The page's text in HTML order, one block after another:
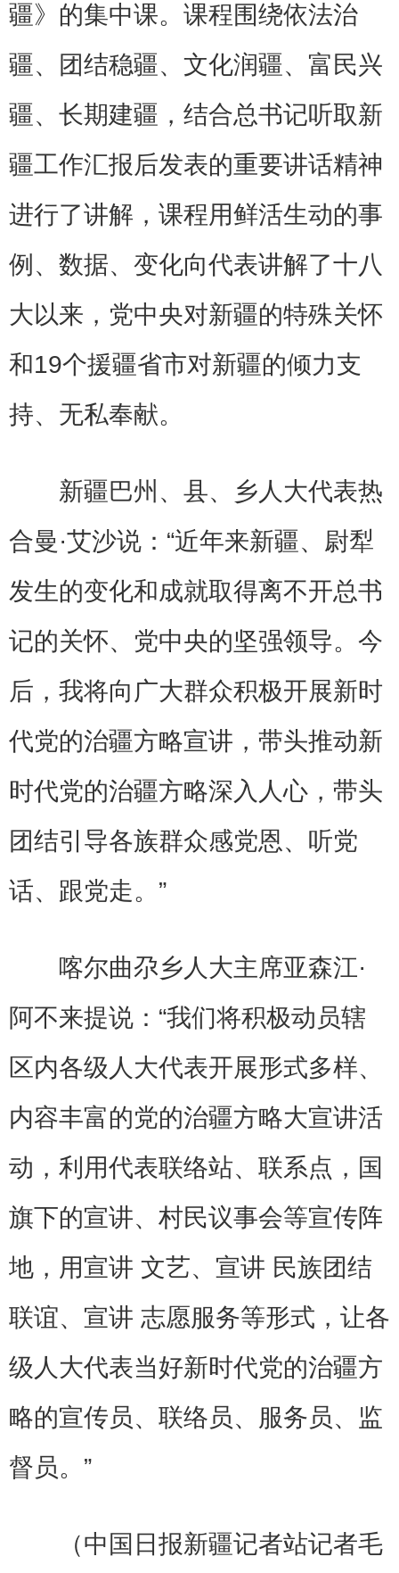
疆》的集中课。课程围绕依法治
疆、团结稳疆、文化润疆、富民兴
疆、长期建疆，结合总书记听取新
疆工作汇报后发表的重要讲话精神
进行了讲解，课程用鲜活生动的事
例、数据、变化向代表讲解了十八
大以来，党中央对新疆的特殊关怀
和19个援疆省市对新疆的倾力支
持、无私奉献。
新疆巴州、县、乡人大代表热
合曼·艾沙说：“近年来新疆、尉犁
发生的变化和成就取得离不开总书
记的关怀、党中央的坚强领导。今
后，我将向广大群众积极开展新时
代党的治疆方略宣讲，带头推动新
时代党的治疆方略深入人心，带头
团结引导各族群众感党恩、听党
话、跟党走。”
喀尔曲尕乡人大主席亚森江·
阿不来提说：“我们将积极动员辖
区内各级人大代表开展形式多样、
内容丰富的党的治疆方略大宣讲活
动，利用代表联络站、联系点，国
旗下的宣讲、村民议事会等宣传阵
地，用宣讲 文艺、宣讲 民族团结
联谊、宣讲 志愿服务等形式，让各
级人大代表当好新时代党的治疆方
略的宣传员、联络员、服务员、监
督员。”
（中国日报新疆记者站记者毛